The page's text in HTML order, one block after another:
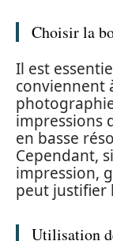
Choisir la
Il est
conviennent
impressions
en basse
Cependant,
impression,
peut justifier
Utilisation